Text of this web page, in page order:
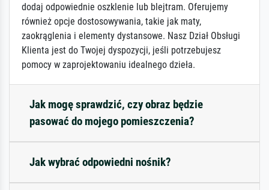
dodaj odpowiednie oszklenie lub blejtram. Oferujemy
również opcje dostosowywania, takie jak maty,
zaokrąglenia i elementy dystansowe. Nasz Dział Obsługi
Klienta jest do Twojej dyspozycji, jeśli potrzebujesz
pomocy w zaprojektowaniu idealnego dzieła.
Jak mogę sprawdzić, czy obraz będzie
pasować do mojego pomieszczenia?
Jak wybrać odpowiedni nośnik?